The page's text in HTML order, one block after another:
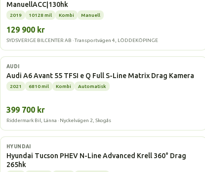
ManuellACC|130hk
2019 10128 mil Kombi Manuell
129 900 kr
SYDSVERIGE BILCENTER AB · Transportvägen 4, LÖDDEKÖPINGE
Laddhybrid
AUDI
Audi A6 Avant 55 TFSI e Q Full S-Line Matrix Drag Kamera
2021 6810 mil Kombi Automatisk
399 700 kr
Riddermark Bil, Länna · Nyckelvägen 2, Skogås
Laddhybrid
HYUNDAI
Hyundai Tucson PHEV N-Line Advanced Krell 360° Drag
265hk